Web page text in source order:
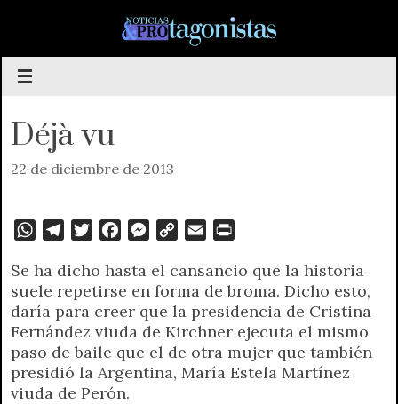
contenido
Déjà vu
22 de diciembre de 2013
W
a
t
s
A
p
p
l
e
g
r
a
m
i
t
t
e
r
c
e
b
o
o
k
M
s
s
e
n
g
e
p
y
L
i
n
k
a
i
l
i
n
t
F
r
i
Se ha dicho hasta el cansancio que la historia
suele repetirse en forma de broma. Dicho esto,
daría para creer que la presidencia de Cristina
Fernández viuda de Kirchner ejecuta el mismo
paso de baile que el de otra mujer que también
presidió la Argentina, María Estela Martínez
viuda de Perón.